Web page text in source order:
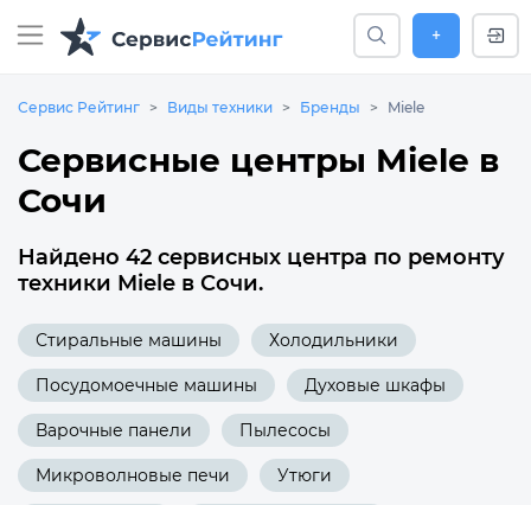
+
Сервис Рейтинг Виды техники Бренды Miele
Сервисные центры Miele в
Сочи
Найдено 42 сервисных центра по ремонту
техники Miele в Сочи.
Стиральные машины Холодильники
Посудомоечные машины Духовые шкафы
Варочные панели Пылесосы
Микроволновые печи Утюги